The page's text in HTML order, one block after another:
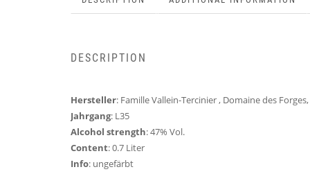
DESCRIPTION
Hersteller: Famille Vallein-Tercinier , Domaine des
Jahrgang: L35
Alcohol strength: 47% Vol.
Content: 0.7 Liter
Info: ungefärbt